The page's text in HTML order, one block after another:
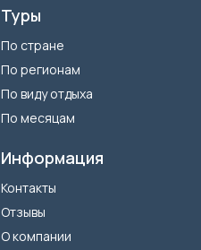
Туры
По стране
По регионам
По виду отдыха
По месяцам
Информация
Контакты
Отзывы
О компании